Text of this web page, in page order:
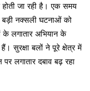
जा रही है। एक समय
नक्सली घटनाओं को
के लगातार अभियान के
सुरक्षा बलों ने पूरे क्षेत्र में
लगातार दबाव बढ़ रहा